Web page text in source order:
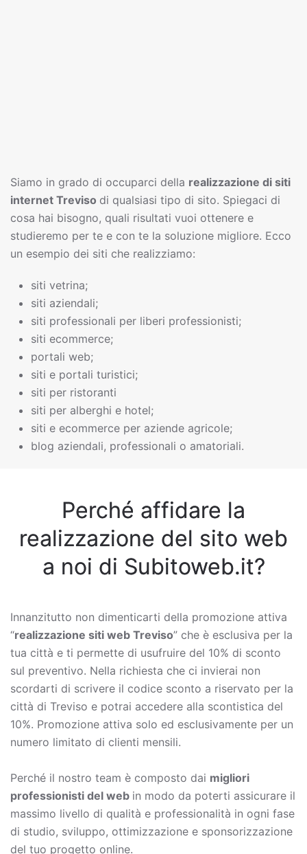
Siamo in grado di occuparci della realizzazione di siti
internet Treviso di qualsiasi tipo di sito. Spiegaci di
cosa hai bisogno, quali risultati vuoi ottenere e
studieremo per te e con te la soluzione migliore. Ecco
un esempio dei siti che realizziamo:
siti vetrina;
siti aziendali;
siti professionali per liberi professionisti;
siti ecommerce;
portali web;
siti e portali turistici;
siti per ristoranti
siti per alberghi e hotel;
siti e ecommerce per aziende agricole;
blog aziendali, professionali o amatoriali.
Perché affidare la
realizzazione del sito web
a noi di Subitoweb.it?
Innanzitutto non dimenticarti della promozione attiva
“realizzazione siti web Treviso” che è esclusiva per la
tua città e ti permette di usufruire del 10% di sconto
sul preventivo. Nella richiesta che ci invierai non
scordarti di scrivere il codice sconto a riservato per la
città di Treviso e potrai accedere alla scontistica del
10%. Promozione attiva solo ed esclusivamente per un
numero limitato di clienti mensili.
Perché il nostro team è composto dai migliori
professionisti del web in modo da poterti assicurare il
massimo livello di qualità e professionalità in ogni fase
di studio, sviluppo, ottimizzazione e sponsorizzazione
del tuo progetto online.